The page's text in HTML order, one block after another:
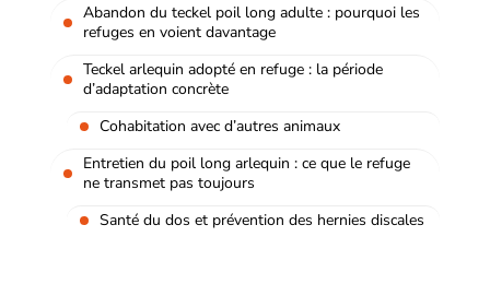
Abandon du teckel poil long adulte : pourquoi les
refuges en voient davantage
Teckel arlequin adopté en refuge : la période
d’adaptation concrète
Cohabitation avec d’autres animaux
Entretien du poil long arlequin : ce que le refuge
ne transmet pas toujours
Santé du dos et prévention des hernies discales